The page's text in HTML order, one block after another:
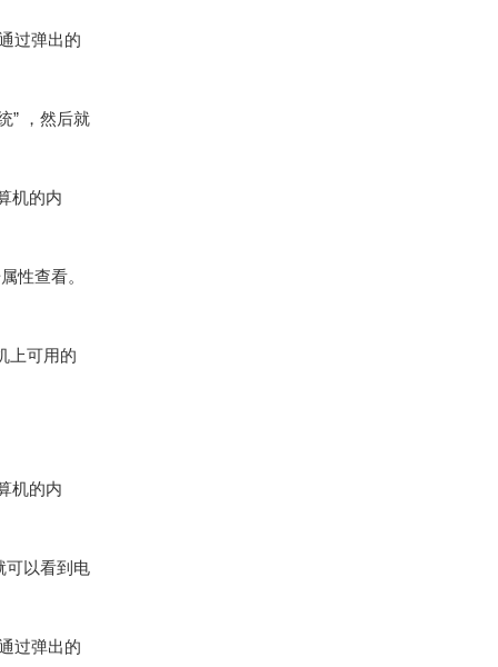
过弹出的
” ，然后就
机的内
性查看。
上可用的
机的内
可以看到电
过弹出的